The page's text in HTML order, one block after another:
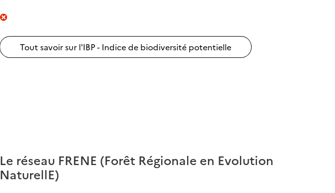
Tout savoir sur l'IBP - Indice de biodiversité potentielle
Le réseau FRENE (Forêt Régionale en Evolution
NaturellE)